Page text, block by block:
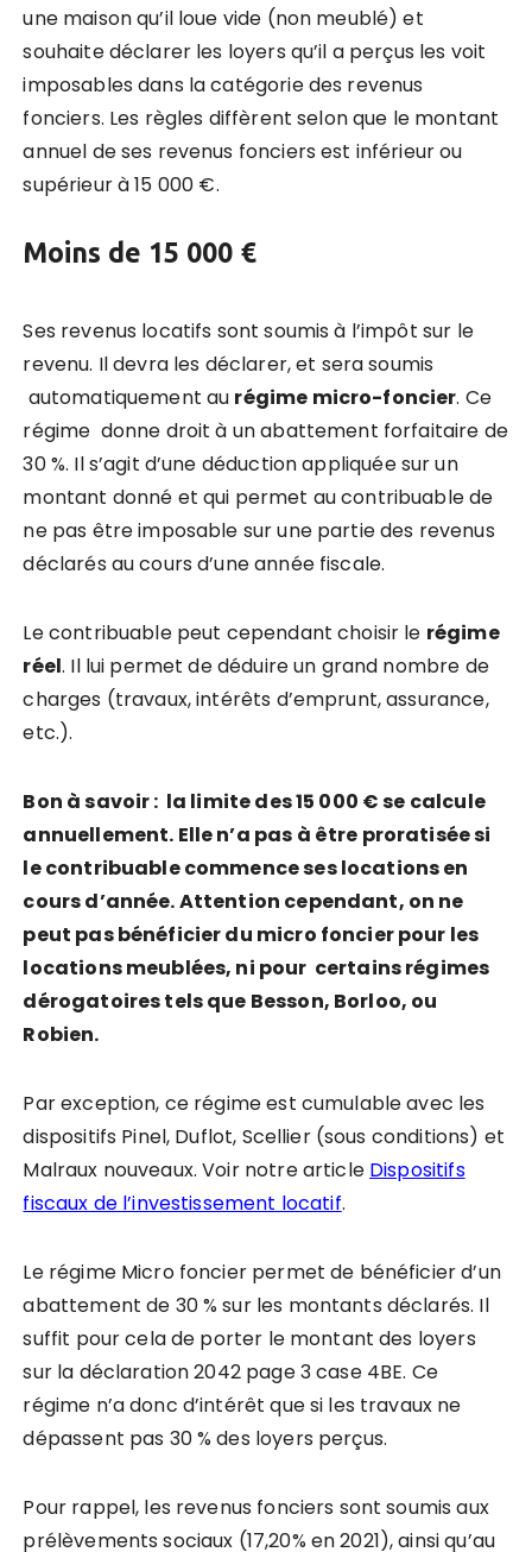
une maison qu’il loue vide (non meublé) et
souhaite déclarer les loyers qu’il a perçus les voit
imposables dans la catégorie des revenus
fonciers. Les règles diffèrent selon que le montant
annuel de ses revenus fonciers est inférieur ou
supérieur à15 000 €.
Moins de 15 000 €
Ses revenus locatifs sont soumis à l’impôt sur le
revenu. Il devra les déclarer, et sera soumis
automatiquement au régime micro-foncier. Ce
régime donne droit à unabattement forfaitaire de
30 %. Il s’agit d’une déduction appliquée sur un
montant donné et qui permet au contribuable de
ne pas être imposable sur une partie des revenus
déclarés au cours d’une année fiscale.
Le contribuable peut cependant choisir le régime
réel. Il lui permet de déduire un grand nombre de
charges (travaux, intérêts d’emprunt, assurance,
etc.).
Bon à savoir : la limite des 15 000 € se calcule
annuellement. Elle n’a pas à être proratisée si
le contribuable commence ses locations en
cours d’année. Attention cependant, on ne
peut pas bénéficier du micro foncier pour les
locations meublées, ni pour certains régimes
dérogatoires tels que Besson, Borloo, ou
Robien.
Par exception, ce régime est cumulable avec les
dispositifs Pinel, Duflot, Scellier (sous conditions) et
Malraux nouveaux. Voir notre article Dispositifs
fiscaux de l’investissement locatif.
Le régime Micro foncier permet de bénéficier d’un
abattement de 30 % sur les montants déclarés. Il
suffit pour cela de porter le montant des loyers
sur la déclaration 2042 page 3 case 4BE. Ce
régime n’a donc d’intérêt que si les travaux ne
dépassent pas 30 % des loyers perçus.
Pour rappel, les revenus fonciers sont soumis aux
prélèvements sociaux (17,20% en 2021), ainsi qu’au